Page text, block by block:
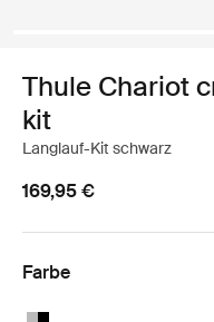
Thule Chariot
kit
Langlauf-Kit schwarz
169,95 €
Farbe
Thule Chariot cross-